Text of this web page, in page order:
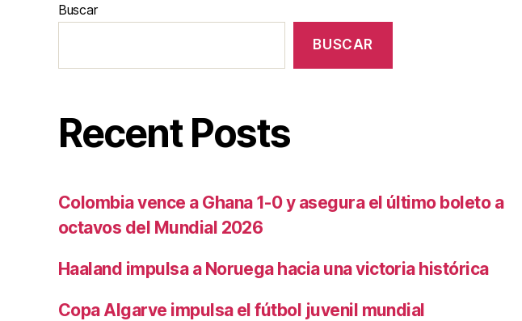
Buscar
BUSCAR
Recent Posts
Colombia vence a Ghana 1-0 y asegura el último boleto a
octavos del Mundial 2026
Haaland impulsa a Noruega hacia una victoria histórica
Copa Algarve impulsa el fútbol juvenil mundial